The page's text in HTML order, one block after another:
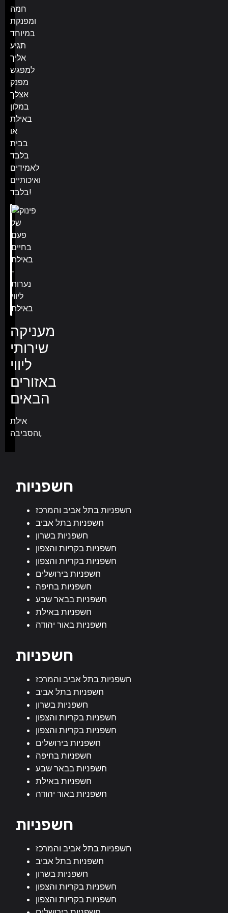
חמה
ומפנקת
במיוחד
תגיע
אליך
למפגש
מפנק
אצלך
במלון
באילת
או
בבית
בלבד
לאמידים
ואיכותיים
בלבד!
מעניקה
שירותי
ליווי
באזורים
הבאים
אילת
והסביבה,
חשפניות
חשפניות בתל אביב והמרכז
חשפניות בתל אביב
חשפניות בשרון
חשפניות בקריות והצפון
חשפניות בקריות והצפון
חשפניות בירושלים
חשפניות בחיפה
חשפניות בבאר שבע
חשפניות באילת
חשפניות באור יהודה
חשפניות
חשפניות בתל אביב והמרכז
חשפניות בתל אביב
חשפניות בשרון
חשפניות בקריות והצפון
חשפניות בקריות והצפון
חשפניות בירושלים
חשפניות בחיפה
חשפניות בבאר שבע
חשפניות באילת
חשפניות באור יהודה
חשפניות
חשפניות בתל אביב והמרכז
חשפניות בתל אביב
חשפניות בשרון
חשפניות בקריות והצפון
חשפניות בקריות והצפון